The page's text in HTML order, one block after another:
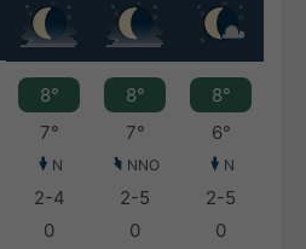
8° 8°
8°
7° 7° 6°
N NNO N
2-4 2-5
2-5
0 0
0